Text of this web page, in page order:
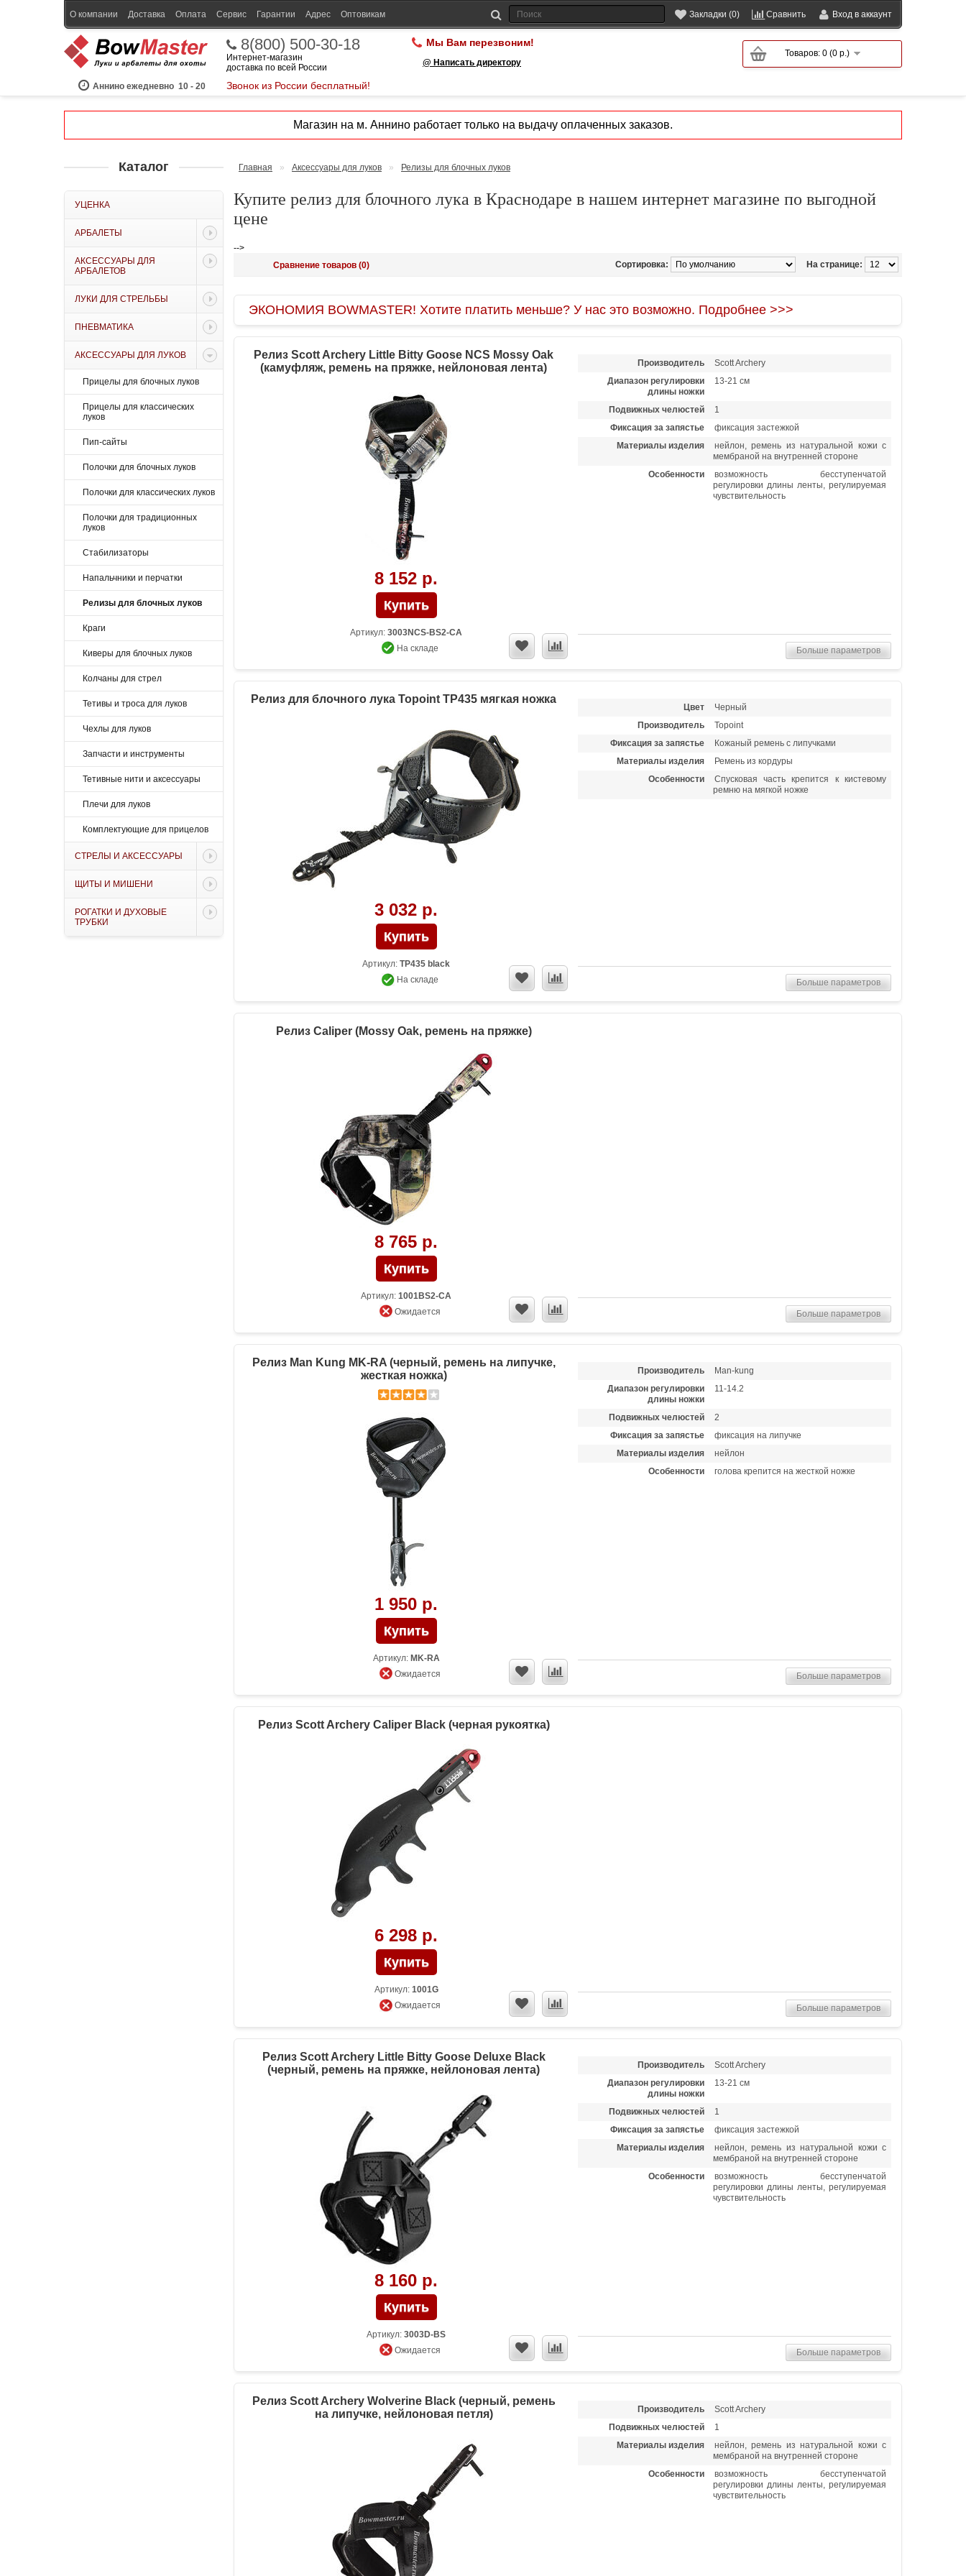
Закладки (0) Сравнить Вход в аккаунт
О компании Доставка Оплата Сервис Гарантии Адрес Оптовикам
Аннино ежедневно 10 - 20
8(800) 500-30-18
Интернет-магазин
доставка по всей России
Звонок из России бесплатный!
Мы Вам перезвоним!
@ Написать директору
Товаров: 0 (0 р.)
Магазин на м. Аннино работает только на выдачу оплаченных заказов.
Каталог
УЦЕНКА
АРБАЛЕТЫ
АКСЕССУАРЫ ДЛЯ
АРБАЛЕТОВ
ЛУКИ ДЛЯ СТРЕЛЬБЫ
ПНЕВМАТИКА
АКСЕССУАРЫ ДЛЯ ЛУКОВ
Прицелы для блочных луков
Прицелы для классических
луков
Пип-сайты
Полочки для блочных луков
Полочки для классических луков
Полочки для традиционных
луков
Стабилизаторы
Напальчники и перчатки
Релизы для блочных луков
Краги
Киверы для блочных луков
Колчаны для стрел
Тетивы и троса для луков
Чехлы для луков
Запчасти и инструменты
Тетивные нити и аксессуары
Плечи для луков
Комплектующие для прицелов
СТРЕЛЫ И АКСЕССУАРЫ
ЩИТЫ И МИШЕНИ
РОГАТКИ И ДУХОВЫЕ
ТРУБКИ
Главная » Аксессуары для луков » Релизы для блочных луков
Купите релиз для блочного лука в Краснодаре в нашем интернет магазине по выгодной
цене
-->
На странице:
Сравнение товаров (0) Сортировка:
ЭКОНОМИЯ BOWMASTER! Хотите платить меньше? У нас это возможно. Подробнее >>>
Релиз Scott Archery Little Bitty Goose NCS Mossy Oak
(камуфляж, ремень на пряжке, нейлоновая лента)
8 152 р.
Артикул: 3003NCS-BS2-CA
На складе
Производитель
Scott Archery
Диапазон регулировки
длины ножки
13-21 см
Подвижных челюстей
1
Фиксация за запястье
фиксация застежкой
Материалы изделия
нейлон, ремень из натуральной кожи с
мембраной на внутренней стороне
Особенности
возможность бесступенчатой
регулировки длины ленты, регулируемая
чувствительность
Больше параметров
Релиз для блочного лука Topoint TP435 мягкая ножка
3 032 р.
Артикул: TP435 black
На складе
Цвет
Черный
Производитель
Topoint
Фиксация за запястье
Кожаный ремень с липучками
Материалы изделия
Ремень из кордуры
Особенности
Спусковая часть крепится к кистевому
ремню на мягкой ножке
Больше параметров
Релиз Caliper (Mossy Oak, ремень на пряжке)
8 765 р.
Артикул: 1001BS2-CA
Ожидается
Больше параметров
Релиз Man Kung MK-RA (черный, ремень на липучке,
жесткая ножка)
1 950 р.
Артикул: MK-RA
Ожидается
Производитель
Man-kung
Диапазон регулировки
длины ножки
11-14.2
Подвижных челюстей
2
Фиксация за запястье
фиксация на липучке
Материалы изделия
нейлон
Особенности
голова крепится на жесткой ножке
Больше параметров
Релиз Scott Archery Caliper Black (черная рукоятка)
6 298 р.
Артикул: 1001G
Ожидается
Больше параметров
Релиз Scott Archery Little Bitty Goose Deluxe Black
(черный, ремень на пряжке, нейлоновая лента)
8 160 р.
Артикул: 3003D-BS
Ожидается
Производитель
Scott Archery
Диапазон регулировки
длины ножки
13-21 см
Подвижных челюстей
1
Фиксация за запястье
фиксация застежкой
Материалы изделия
нейлон, ремень из натуральной кожи с
мембраной на внутренней стороне
Особенности
возможность бесступенчатой
регулировки длины ленты, регулируемая
чувствительность
Больше параметров
Релиз Scott Archery Wolverine Black (черный, ремень
на липучке, нейлоновая петля)
Производитель
Scott Archery
Подвижных челюстей
1
Материалы изделия
нейлон, ремень из натуральной кожи с
мембраной на внутренней стороне
Особенности
возможность бесступенчатой
регулировки длины ленты, регулируемая
чувствительность